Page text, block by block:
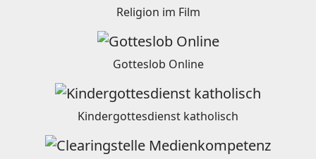
Religion im Film
Gotteslob Online
Kindergottesdienst katholisch